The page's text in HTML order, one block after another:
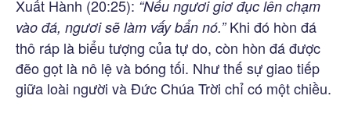
Xuất Hành (20:25): “Nếu ngươi giơ đục lên chạm
vào đá, ngươi sẽ làm vấy bẩn nó.”Khi đó hòn đá
thô ráp là biểu tượng của tự do, còn hòn đá được
đẽo gọt là nô lệ và bóng tối. Như thế sự giao tiếp
giữa loài người và Đức Chúa Trời chỉ có một chiều.